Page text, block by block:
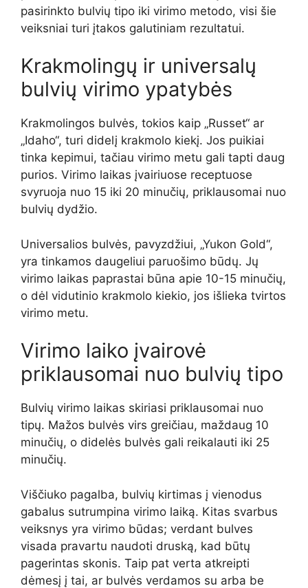
pasirinkto bulvių tipo iki virimo metodo, visi šie
veiksniai turi įtakos galutiniam rezultatui.
Krakmolingų ir universalų
bulvių virimo ypatybės
Krakmolingos bulvės, tokios kaip „Russet“ ar
„Idaho“, turi didelį krakmolo kiekį. Jos puikiai
tinka kepimui, tačiau virimo metu gali tapti daug
purios. Virimo laikas įvairiuose receptuose
svyruoja nuo 15 iki 20 minučių, priklausomai nuo
bulvių dydžio.
Universalios bulvės, pavyzdžiui, „Yukon Gold“,
yra tinkamos daugeliui paruošimo būdų. Jų
virimo laikas paprastai būna apie 10-15 minučių,
o dėl vidutinio krakmolo kiekio, jos išlieka tvirtos
virimo metu.
Virimo laiko įvairovė
priklausomai nuo bulvių tipo
Bulvių virimo laikas skiriasi priklausomai nuo
tipų. Mažos bulvės virs greičiau, maždaug 10
minučių, o didelės bulvės gali reikalauti iki 25
minučių.
Viščiuko pagalba, bulvių kirtimas į vienodus
gabalus sutrumpina virimo laiką. Kitas svarbus
veiksnys yra virimo būdas; verdant bulves
visada pravartu naudoti druską, kad būtų
pagerintas skonis. Taip pat verta atkreipti
dėmesį į tai, ar bulvės verdamos su arba be